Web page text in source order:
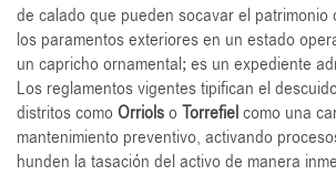
de calado que pueden socavar el patrimonio
los paramentos exteriores en un estado
un capricho ornamental; es un expediente
Los reglamentos vigentes tipifican el
distritos como Orriolso Torrefielcomo una
mantenimiento preventivo, activando
hunden la tasación del activo de manera